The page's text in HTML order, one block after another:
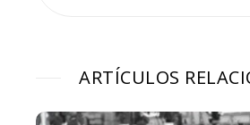
ARTÍCULOS